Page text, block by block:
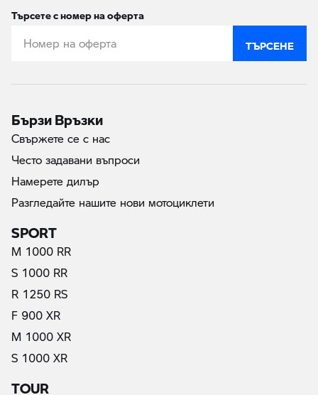
Търсете с номер на оферта
ТЪРСЕНЕ
Бързи Връзки
Свържете се с нас
Често задавани въпроси
Намерете дилър
Разгледайте нашите нови мотоциклети
SPORT
M 1000 RR
S 1000 RR
R 1250 RS
F 900 XR
M 1000 XR
S 1000 XR
TOUR